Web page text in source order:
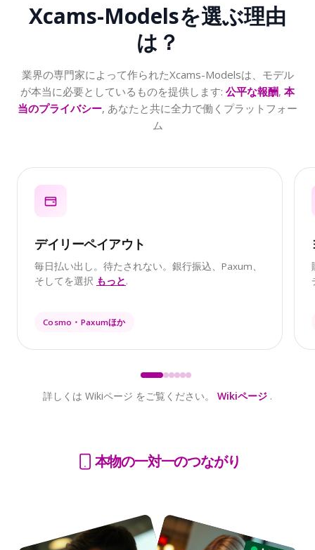
Xcams-Modelsを選ぶ理由
は？
業界の専門家によって作られたXcams-Modelsは、モデル
が本当に必要としているものを提供します: 公平な報酬, 本
当のプライバシー, あなたと共に全力で働くプラットフォー
ム
デイリーペイアウト
毎日払い出し。待たされない。銀行振込、Paxum、
そしてを選択 もっと.
Cosmo・Paxumほか
詳しくは Wikiページ をご覧ください。 Wikiページ .
本物の一対一のつながり